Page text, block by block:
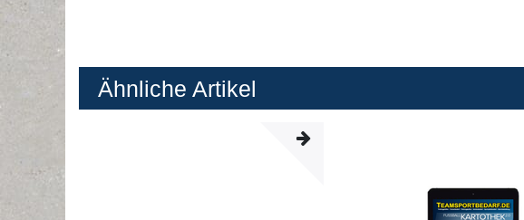
Ähnliche Artikel